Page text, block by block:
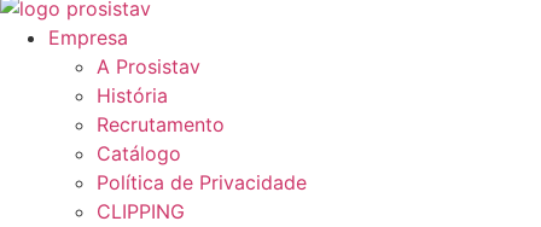
Empresa
A Prosistav
História
Recrutamento
Catálogo
Política de Privacidade
CLIPPING